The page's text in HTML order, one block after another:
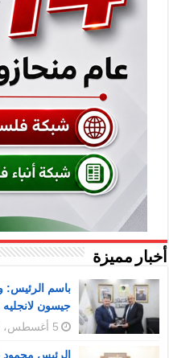
أخبار مميزة
باسم الرئيس:
جيسون لانجليه
5 أغسطس، 2026
الرئيس